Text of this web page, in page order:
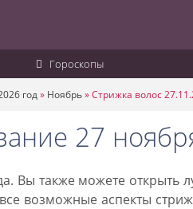
Гороскопы
год» Ноябрь»Стрижка волос
27
Вы также можете открыть
возможные аспекты